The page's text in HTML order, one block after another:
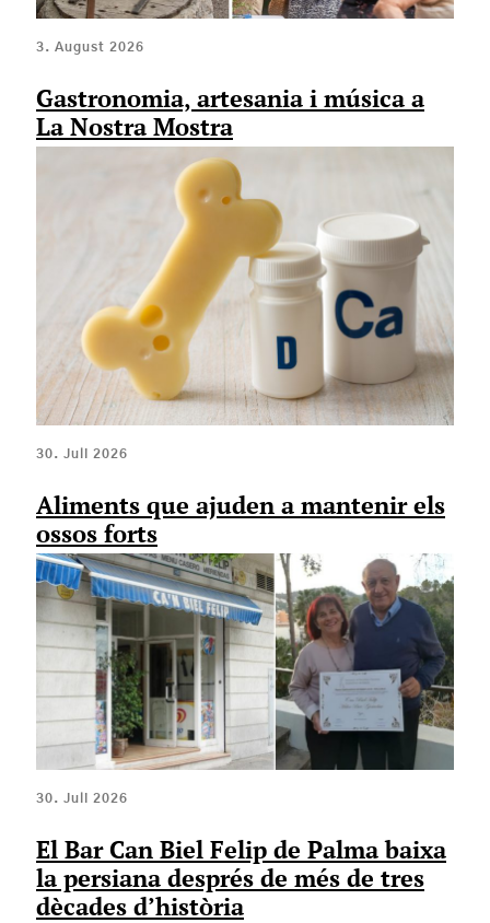
3. August 2026
Gastronomia, artesania i música a
La Nostra Mostra
30. Juli 2026
Aliments que ajuden a mantenir els
ossos forts
30. Juli 2026
El Bar Can Biel Felip de Palma baixa
la persiana després de més de tres
dècades d’història